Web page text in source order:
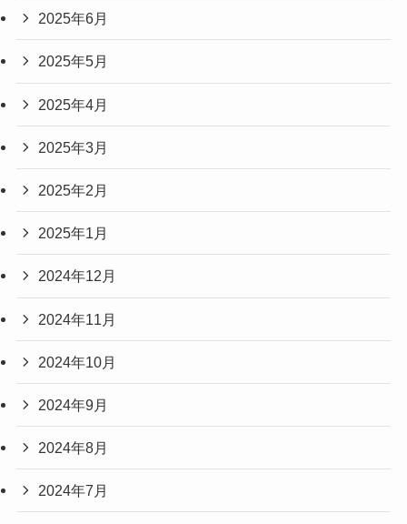
2025年6月
2025年5月
2025年4月
2025年3月
2025年2月
2025年1月
2024年12月
2024年11月
2024年10月
2024年9月
2024年8月
2024年7月